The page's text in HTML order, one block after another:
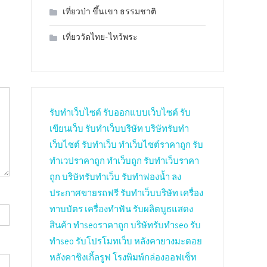
เที่ยวป่า ขึ้นเขา ธรรมชาติ
เที่ยววัดไทย-ไหว้พระ
รับทำเว็บไซต์ รับออกแบบเว็บไซต์ รับ
เขียนเว็บ รับทำเว็บบริษัท บริษัทรับทำ
เว็บไซต์ รับทำเว็บ ทำเว็บไซต์ราคาถูก รับ
ทำเวปราคาถูก ทำเว็บถูก รับทำเว็บราคา
ถูก บริษัทรับทำเว็บ รับทำฟองน้ำ ลง
ประกาศขายรถฟรี รับทำเว็บบริษัท เครื่อง
ทาบบัตร เครื่องทำฟัน รับผลิตบูธแสดง
สินค้า ทำseoราคาถูก บริษัทรับทำseo รับ
ทำseo รับโปรโมทเว็บ หลังคายางมะตอย
หลังคาชิงเกิ้ลรูฟ โรงพิมพ์กล่องออฟเซ็ท